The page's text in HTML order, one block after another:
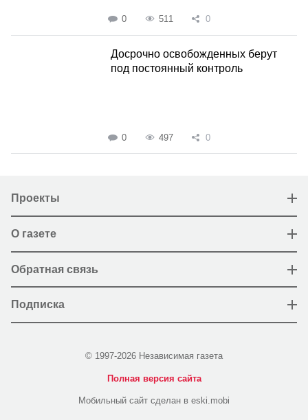
0 511 0
Досрочно освобожденных берут
под постоянный контроль
0 497 0
Проекты
О газете
Обратная связь
Подписка
© 1997-2026 Независимая газета
Полная версия сайта
Мобильный сайт сделан в eski.mobi